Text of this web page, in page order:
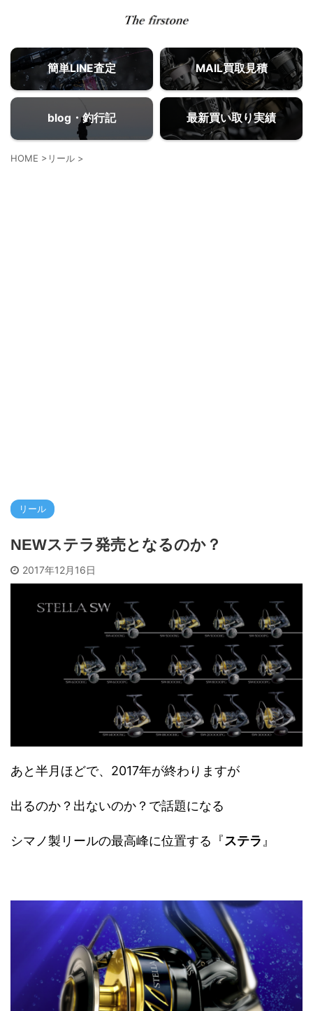
簡単LINE査定 MAIL買取見積
blog・釣行記 最新買い取り実績
HOME > リール >
リール
NEWステラ発売となるのか？
2017年12月16日
あと半月ほどで、2017年が終わりますが
出るのか？出ないのか？で話題になる
シマノ製リールの最高峰に位置する『ステラ』